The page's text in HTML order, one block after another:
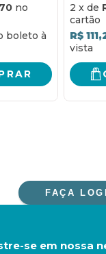
2 x de
R$
FAÇA
se em nossa